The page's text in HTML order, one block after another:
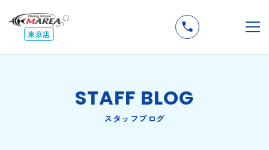
東京店
STAFF BLOG
スタッフブログ